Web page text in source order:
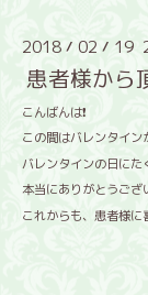
2018 / 02 / 19
患者様から
こんばんは❗
この間はバレンタイン
バレンタインの日にた
本当にありがとうござ
これからも、患者様に